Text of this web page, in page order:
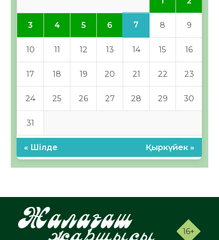
3 4 5 6 7 8 9
10 11 12 13 14 15 16
17 18 19 20 21 22 23
24 25 26 27 28 29 30
31
« Шілде Қыркүйек »
16+